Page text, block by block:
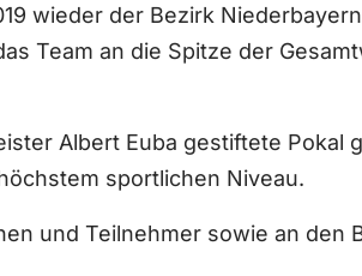
wieder der Bezirk
Team an die Spitze der
Albert Euba gestiftete Pokal
sportlichen Niveau.
und Teilnehmer sowie an den